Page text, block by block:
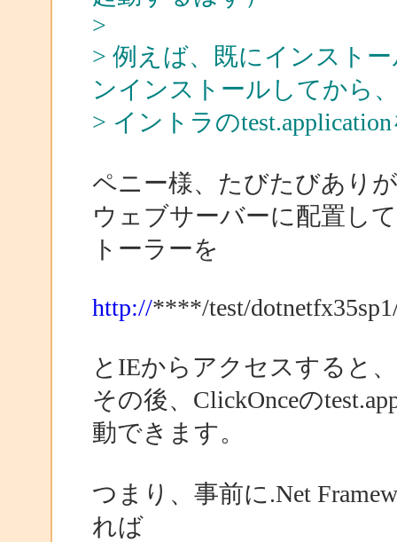
>
> 例えば、既にインストー
ンインストールしてから
> イントラの
ペニー様、たびたびあり
ウェブサーバーに配置し
トーラーを
http://****/test/
とIEからアクセスすると
その後、ClickOnceの
動できます。
つまり、事前に.Net
れば